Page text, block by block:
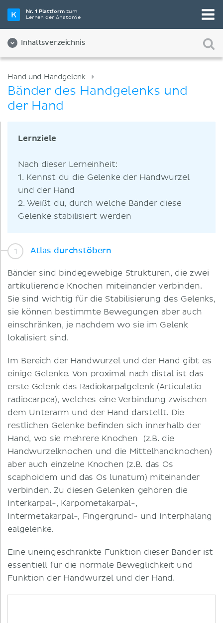
Nr. 1 Plattformzum
Lernen der Anatomie
Inhaltsverzeichnis
Hand und Handgelenk
Bänder des Handgelenks und
der Hand
Lernziele
Nach dieser Lerneinheit:
1. Kennst du die Gelenke der Handwurzel
und der Hand
2. Weißt du, durch welche Bänder diese
Gelenke stabilisiert werden
Atlas durchstöbern
Bänder sind bindegewebige Strukturen, die zwei
artikulierende Knochen miteinander verbinden.
Sie sind wichtig für die Stabilisierung des Gelenks,
sie können bestimmte Bewegungen aber auch
einschränken, je nachdem wo sie im Gelenk
lokalisiert sind.
Im Bereich der Handwurzel und der Hand gibt es
einige Gelenke. Von proximal nach distal ist das
erste Gelenk das Radiokarpalgelenk (Articulatio
radiocarpea), welches eine Verbindung zwischen
dem Unterarm und der Hand darstellt. Die
restlichen Gelenke befinden sich innerhalb der
Hand, wo sie mehrere Knochen (z.B. die
Handwurzelknochen und die Mittelhandknochen)
aber auch einzelne Knochen (z.B. das Os
scaphoidem und das Os lunatum) miteinander
verbinden. Zu diesen Gelenken gehören die
Interkarpal-, Karpometakarpal-,
Intermetakarpal-, Fingergrund- und Interphalang
ealgelenke.
Eine uneingeschränkte Funktion dieser Bänder ist
essentiell für die normale Beweglichkeit und
Funktion der Handwurzel und der Hand.